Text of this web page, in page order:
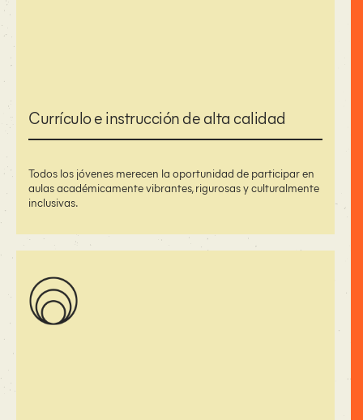
Currículo e instrucción de alta calidad
Todos los jóvenes merecen la oportunidad de participar en
aulas académicamente vibrantes, rigurosas y culturalmente
inclusivas.